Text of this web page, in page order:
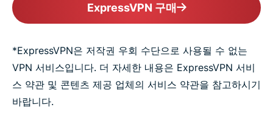
ExpressVPN 구매
*ExpressVPN은 저작권 우회 수단으로 사용될 수 없는
VPN 서비스입니다. 더 자세한 내용은 ExpressVPN 서비
스 약관 및 콘텐츠 제공 업체의 서비스 약관을 참고하시기
바랍니다.